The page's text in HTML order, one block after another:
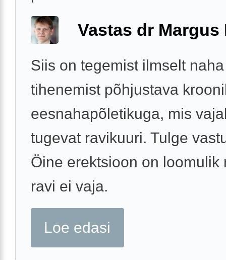
Vastas dr Margus
Siis on tegemist ilmselt naha
tihenemist põhjustava
eesnahapõletikuga, mis
tugevat ravikuuri. Tulge
Öine erektsioon on loomulik
ravi ei vaja.
Loe edasi